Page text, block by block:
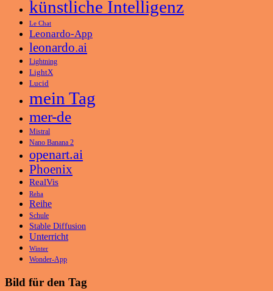
künstliche Intelligenz
Le Chat
Leonardo-App
leonardo.ai
Lightning
LightX
Lucid
mein Tag
mer-de
Mistral
Nano Banana 2
openart.ai
Phoenix
RealVis
Reha
Reihe
Schule
Stable Diffusion
Unterricht
Winter
Wonder-App
Bild für den Tag